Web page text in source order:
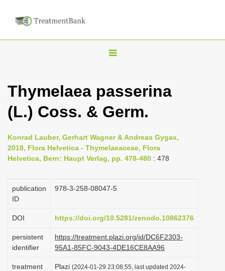
T
g
l
n
a
v
i
g
t
i
o
n
Thymelaea passerina
(L.) Coss. & Germ.
Konrad Lauber, Gerhart Wagner & Andreas Gygax,
2018, Flora Helvetica - Thymelaeaceae, Flora
Helvetica, Bern: Haupt Verlag, pp. 478-480 : 478
publication
ID
978-3-258-08047-5
DOI https://doi.org/10.5281/zenodo.10862376
persistent
identifier
https://treatment.plazi.org/id/DC6F2303-
95A1-85FC-9043-4DE16CE8AA96
treatment
Plazi (2024-01-29 23:08:55, last updated 2024-